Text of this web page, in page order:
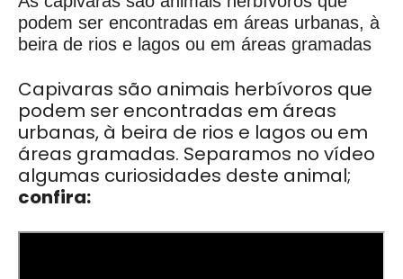
podem ser encontradas em áreas urbanas, à
beira de rios e lagos ou em áreas gramadas
Capivaras são animais herbívoros que
podem ser encontradas em áreas
urbanas, à beira de rios e lagos ou em
áreas gramadas. Separamos no vídeo
algumas curiosidades deste animal;
confira: